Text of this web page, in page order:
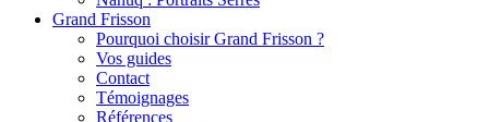
Grand Frisson
Pourquoi choisir Grand Frisson ?
Vos guides
Contact
Témoignages
Références